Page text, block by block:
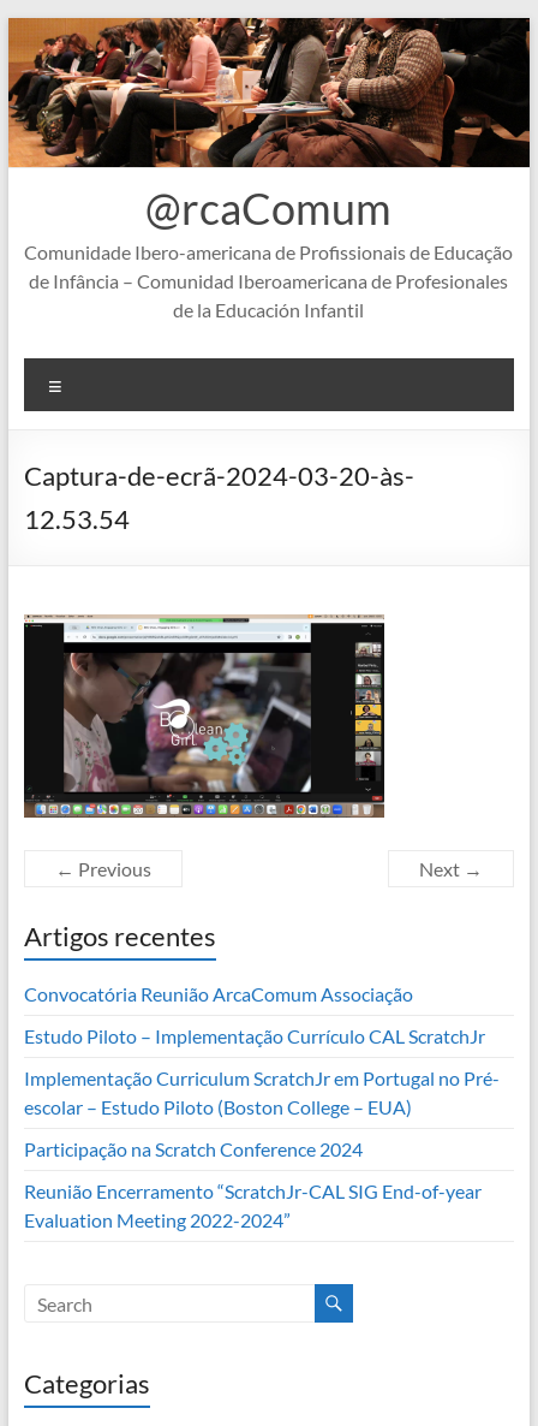
to
content
@rcaComum
Comunidade Ibero-americana de Profissionais de Educação
de Infância – Comunidad Iberoamericana de Profesionales
de la Educación Infantil
Captura-de-ecrã-2024-03-20-às-
12.53.54
← Previous Next →
Artigos recentes
Convocatória Reunião ArcaComum Associação
Estudo Piloto – Implementação Currículo CAL ScratchJr
Implementação Curriculum ScratchJr em Portugal no Pré-
escolar – Estudo Piloto (Boston College – EUA)
Participação na Scratch Conference 2024
Reunião Encerramento “ScratchJr-CAL SIG End-of-year
Evaluation Meeting 2022-2024”
Categorias